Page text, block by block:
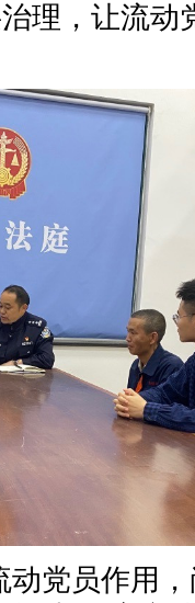
理，让流动
党员作用，